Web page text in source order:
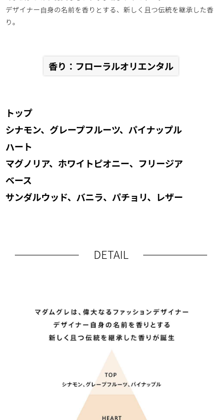
デザイナー自身の名前を香りとする、新しく且つ伝統を継承した香
り。
香り：フローラルオリエンタル
トップ
シナモン、グレープフルーツ、パイナップル
ハート
マグノリア、ホワイトピオニー、フリージア
ベース
サンダルウッド、バニラ、パチョリ、レザー
DETAIL